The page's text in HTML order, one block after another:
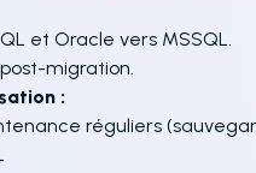
et Oracle vers MSSQL.
migration.
:
réguliers